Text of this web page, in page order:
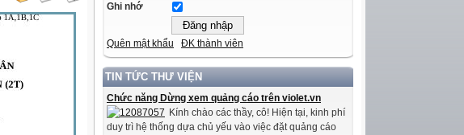
Ghi nhớ
Quên mật khẩu ĐK thành viên
TIN TỨC THƯ VIỆN
Chức năng Dừng xem quảng cáo trên violet.vn
Kính chào các thầy, cô! Hiện tại, kinh phí
duy trì hệ thống dựa chủ yếu vào việc đặt quảng cáo